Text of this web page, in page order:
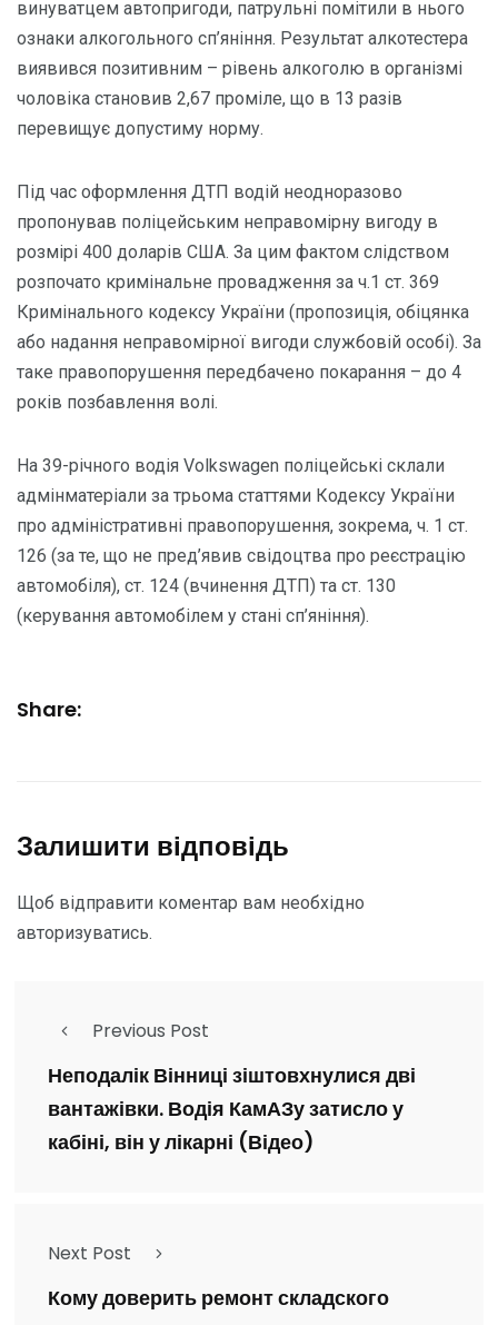
винуватцем автопригоди, патрульні помітили в нього
ознаки алкогольного сп’яніння. Результат алкотестера
виявився позитивним – рівень алкоголю в організмі
чоловіка становив 2,67 проміле, що в 13 разів
перевищує допустиму норму.
Під час оформлення ДТП водій неодноразово
пропонував поліцейським неправомірну вигоду в
розмірі 400 доларів США. За цим фактом слідством
розпочато кримінальне провадження за ч.1 ст. 369
Кримінального кодексу України (пропозиція, обіцянка
або надання неправомірної вигоди службовій особі). За
таке правопорушення передбачено покарання – до 4
років позбавлення волі.
На 39-річного водія Volkswagen поліцейські склали
адмінматеріали за трьома статтями Кодексу України
про адміністративні правопорушення, зокрема, ч. 1 ст.
126 (за те, що не пред’явив свідоцтва про реєстрацію
автомобіля), ст. 124 (вчинення ДТП) та ст. 130
(керування автомобілем у стані сп’яніння).
Share:
Залишити відповідь
Щоб відправити коментар вам необхідно
авторизуватись.
Previous Post
Неподалік Вінниці зіштовхнулися дві
вантажівки. Водія КамАЗу затисло у
кабіні, він у лікарні (Відео)
Next Post
Кому доверить ремонт складского